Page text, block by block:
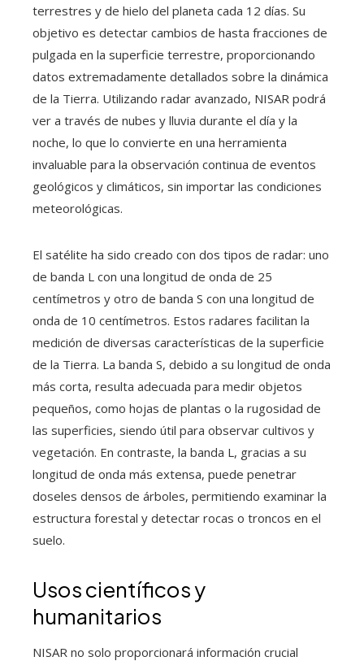
terrestres y de hielo del planeta cada 12 días. Su
objetivo es detectar cambios de hasta fracciones de
pulgada en la superficie terrestre, proporcionando
datos extremadamente detallados sobre la dinámica
de la Tierra. Utilizando radar avanzado, NISAR podrá
ver a través de nubes y lluvia durante el día y la
noche, lo que lo convierte en una herramienta
invaluable para la observación continua de eventos
geológicos y climáticos, sin importar las condiciones
meteorológicas.
El satélite ha sido creado con dos tipos de radar: uno
de banda L con una longitud de onda de 25
centímetros y otro de banda S con una longitud de
onda de 10 centímetros. Estos radares facilitan la
medición de diversas características de la superficie
de la Tierra. La banda S, debido a su longitud de onda
más corta, resulta adecuada para medir objetos
pequeños, como hojas de plantas o la rugosidad de
las superficies, siendo útil para observar cultivos y
vegetación. En contraste, la banda L, gracias a su
longitud de onda más extensa, puede penetrar
doseles densos de árboles, permitiendo examinar la
estructura forestal y detectar rocas o troncos en el
suelo.
Usos científicos y
humanitarios
NISAR no solo proporcionará información crucial